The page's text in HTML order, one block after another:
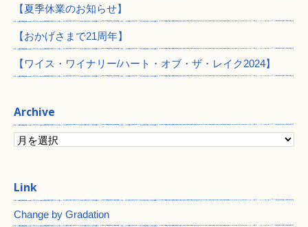
【夏季休業のお知らせ】
【おかげさまで21周年】
【ワイス・ワイナリー/ハート・オブ・ザ・レイク2024】
Archive
Change by Gradation